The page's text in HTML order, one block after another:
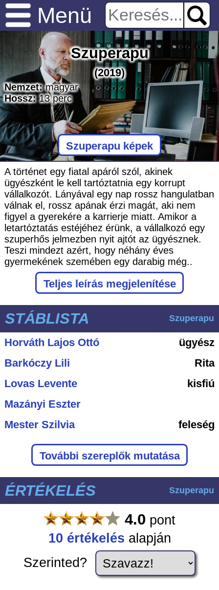
Menü
Szuperapu
(2019)
Nemzet: magyar
Hossz: 13perc
Szuperapu képek
A történet egy fiatal apáról szól, akinek
ügyészként le kell tartóztatnia egy korrupt
vállalkozót. Lányával egy nap rossz hangulatban
válnak el, rossz apának érzi magát, aki nem
figyel a gyerekére a karrierje miatt. Amikor a
letartóztatás estéjéhez érünk, a vállalkozó egy
szuperhős jelmezben nyit ajtót az ügyésznek.
Teszi mindezt azért, hogy néhány éves
gyermekének szemében egy darabig még..
Teljes leírás megjelenítése
STÁBLISTA Szuperapu
Horváth Lajos Ottó
ügyész
Barkóczy Lili
Rita
Lovas Levente
kisfiú
Mazányi Eszter
Mester Szilvia
feleség
További szereplők mutatása
ÉRTÉKELÉS Szuperapu
4.0 pont
10 értékelés alapján
Szerinted?